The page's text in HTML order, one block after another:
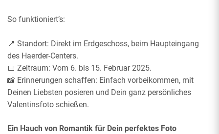
So funktioniert’s:
📍 Standort: Direkt im Erdgeschoss, beim Haupteingang
des Haerder-Centers.
📅 Zeitraum: Vom 6. bis 15. Februar 2025.
📸 Erinnerungen schaffen: Einfach vorbeikommen, mit
Deinen Liebsten posieren und Dein ganz persönliches
Valentinsfoto schießen.
Ein Hauch von Romantik für Dein perfektes Foto